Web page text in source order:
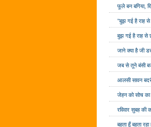
फूले बन बगिया,
"बुझ गई है राह से
बुझ गई है राह से
जाने क्या है जी
जब से तूने बंसी
आलसी सावन
जेहन को सोच का
रविवार सुबह
बहता हूँ बहता